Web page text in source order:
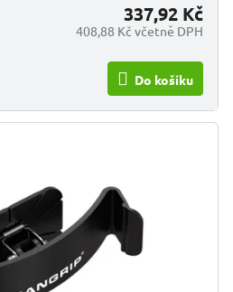
408,88 Kč včetně DPH
337,92 Kč
Do košíku